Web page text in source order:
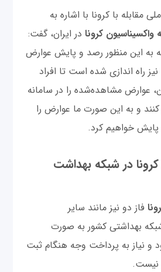
مقابله با کرونا با اشاره به
واکسیناسیون کرونا در ایران، گفت:
به این منظور رصد و پایش عوارض
نیز راه اندازی شده است تا افراد
عوارض مشاهده‌شده را در سامانه
کنند و به این صورت ما عوارض را
خواهیم کرد.
کرونا در شبکه بهداشت
فاز دو نیز مانند سایر
بهداشتی کشور به صورت
و نیاز به پرداخت وجه هنگام ثبت
نیست.